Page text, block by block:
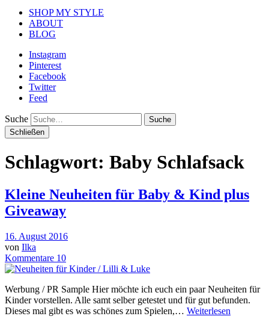
SHOP MY STYLE
ABOUT
BLOG
Instagram
Pinterest
Facebook
Twitter
Feed
Suche
Schließen
Schlagwort: Baby Schlafsack
Kleine Neuheiten für Baby & Kind plus
Giveaway
16. August 2016
von Ilka
Kommentare 10
Werbung / PR Sample Hier möchte ich euch ein paar Neuheiten für
Kinder vorstellen. Alle samt selber getestet und für gut befunden.
Dieses mal gibt es was schönes zum Spielen,… Weiterlesen